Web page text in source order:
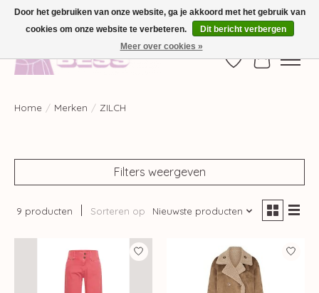
GRATIS VERZENDING VANAF €100,-
Verlanglijst
Home / Merken / ZILCH
Filters weergeven
9 producten Sorteren op Nieuwste producten
Door het gebruiken van onze website, ga je akkoord met het gebruik van
cookies om onze website te verbeteren.
Dit bericht verbergen
Meer over cookies »